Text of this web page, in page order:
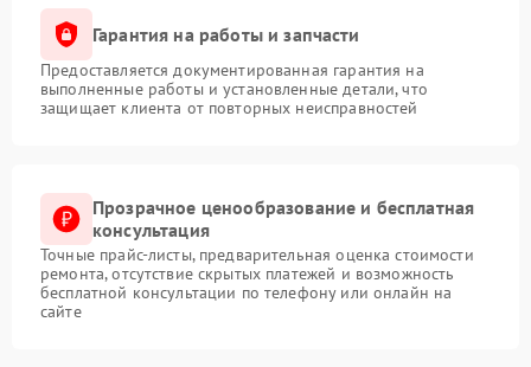
Гарантия на работы и запчасти
Предоставляется документированная гарантия на
выполненные работы и установленные детали, что
защищает клиента от повторных неисправностей
Прозрачное ценообразование и бесплатная
консультация
Точные прайс-листы, предварительная оценка стоимости
ремонта, отсутствие скрытых платежей и возможность
бесплатной консультации по телефону или онлайн на
сайте